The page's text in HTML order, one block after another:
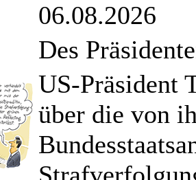
06.08.2026
Des
US-Präsident
über die von